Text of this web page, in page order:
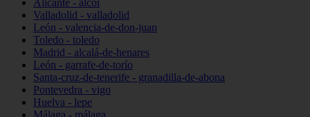
Alicante - alcoi
Valladolid - valladolid
León - valencia-de-don-juan
Toledo - toledo
Madrid - alcalá-de-henares
León - garrafe-de-torío
Santa-cruz-de-tenerife - granadilla-de-abona
Pontevedra - vigo
Huelva - lepe
Málaga - málaga